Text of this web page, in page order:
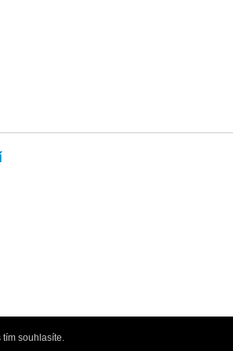
ručního nářadí, obchod pro kutily i profesionály -
tím souhlasíte.